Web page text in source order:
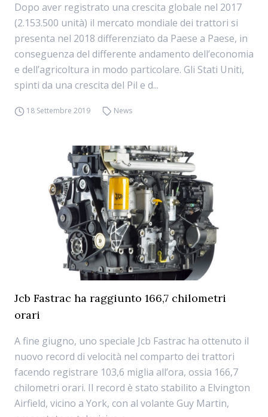
Dopo aver registrato una crescita globale nel 2017
(2.153.500 unità) il mercato mondiale dei trattori si
presenta nel 2018 differenziato da Paese a Paese, in
conseguenza del differente andamento dell’economia
e dell’agricoltura in modo particolare. Gli Stati Uniti,
spinti da una crescita del Pil e d...
18 Settembre 2019 News
Jcb Fastrac ha raggiunto 166,7 chilometri
orari
A fine giugno, uno speciale Jcb Fastrac ha ottenuto il
nuovo record di velocità nel comparto dei trattori
facendo registrare 103,6 miglia all’ora, ossia 166,7
chilometri orari. Il record è stato stabilito a Elvington
Airfield, vicino a York, con al volante Guy Martin,